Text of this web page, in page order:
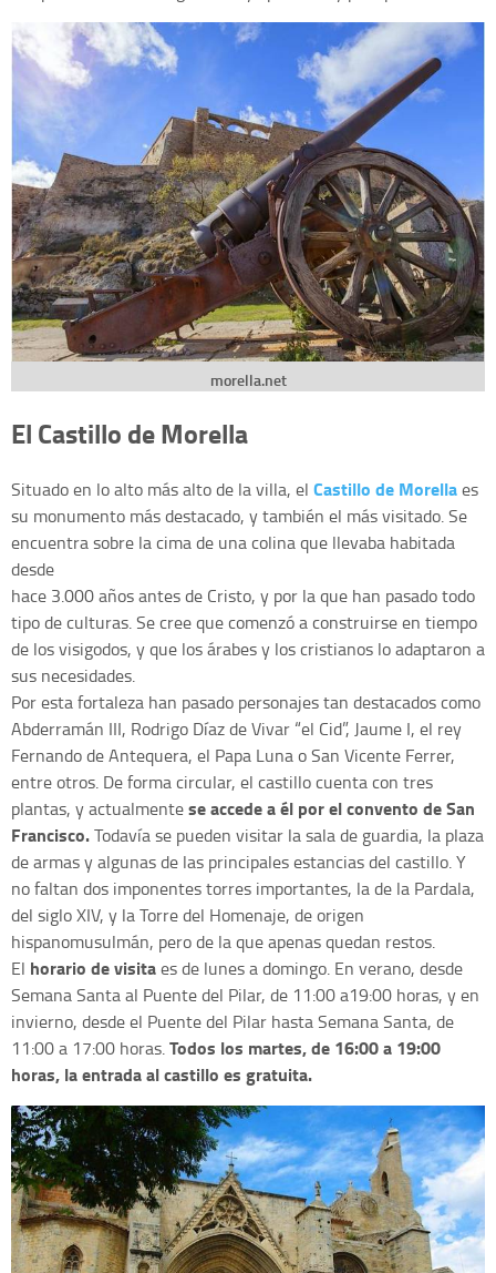
morella.net
El Castillo de Morella
Situado en lo alto más alto de la villa, el Castillo de Morellaes
su monumento más destacado, y también el más visitado. Se
encuentra sobre la cima de una colina que llevaba habitada
desde
hace 3.000 años antes de Cristo, y por la que han pasado todo
tipo de culturas. Se cree que comenzó a construirse en tiempo
de los visigodos, y que los árabes y los cristianos lo adaptaron a
sus necesidades.
Por esta fortaleza han pasado personajes tan destacados como
Abderramán III, Rodrigo Díaz de Vivar “el Cid”, Jaume I, el rey
Fernando de Antequera, el Papa Luna o San Vicente Ferrer,
entre otros. De forma circular, el castillo cuenta con tres
plantas, y actualmentese accede a él por el convento de San
Francisco.Todavía se pueden visitar la sala de guardia, la plaza
de armas y algunas de las principales estancias del castillo. Y
no faltan dos imponentes torres importantes, la de la Pardala,
del siglo XIV, y la Torre del Homenaje, de origen
hispanomusulmán, pero de la que apenas quedan restos.
El horario de visitaes de lunes a domingo. En verano, desde
Semana Santa al Puente del Pilar, de 11:00 a19:00 horas, y en
invierno, desde el Puente del Pilar hasta Semana Santa, de
11:00 a 17:00 horas.Todos los martes, de 16:00 a 19:00
horas, la entrada al castillo es gratuita.